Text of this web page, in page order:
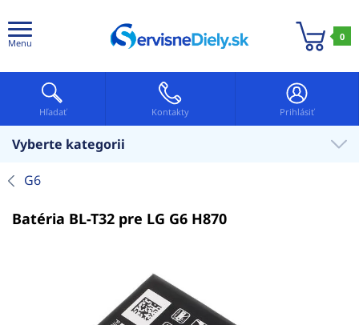
Menu
0
Hľadať Kontakty Prihlásiť
Vyberte kategorii
G6
Batéria BL-T32 pre LG G6 H870